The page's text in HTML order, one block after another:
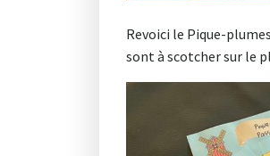
Revoici le Pique-
sont à scotcher sur le